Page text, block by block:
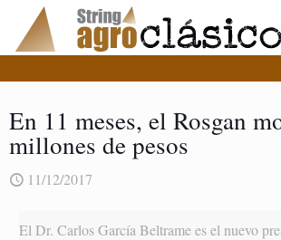
En 11 meses, el Rosgan
millones de pesos
11/12/2017
El Dr. Carlos García Beltrame es el nuevo